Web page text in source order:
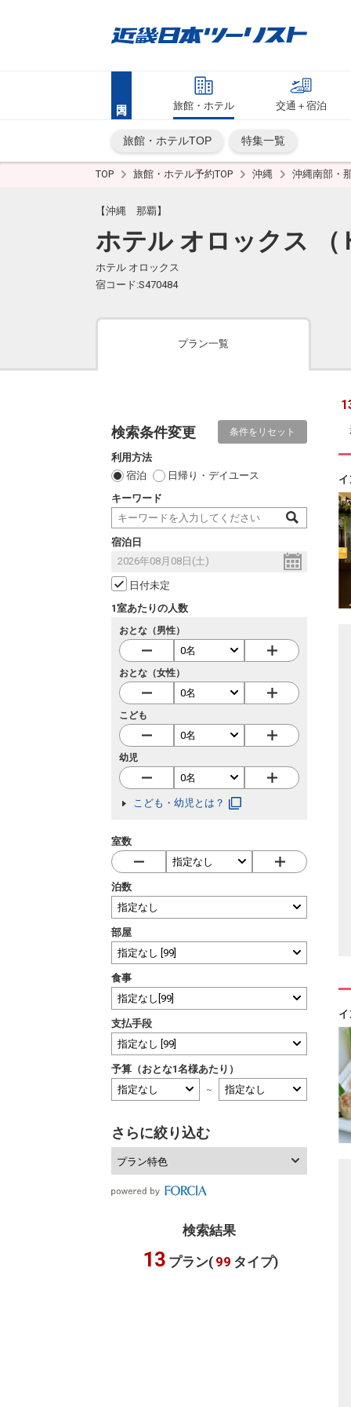
旅館・ホテル 交通＋宿泊
旅館・ホテルTOP 特集一覧
TOP 旅館・ホテル予約TOP 沖縄 沖縄南部・
【沖縄 那覇】
ホテル オロックス （
ホテル オロックス
宿コード:S470484
プラン一覧
検索条件変更 条件をリセット
利用方法
宿泊
日帰り・デイユース
キーワード
宿泊日
日付未定
1室あたりの人数
おとな（男性）
おとな（女性）
こども
幼児
こども・幼児とは？
室数
泊数
部屋
食事
支払手段
予算（おとな1名様あたり）
～
さらに絞り込む
プラン特色
検索結果
13 プラン( 99 タイプ)